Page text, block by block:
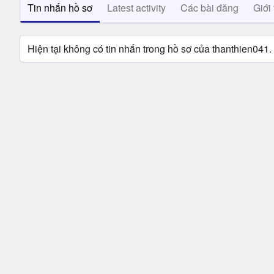
Tin nhắn hồ sơ Latest activity Các bài đăng Giới
Hiện tại không có tin nhắn trong hồ sơ của thanthien041.